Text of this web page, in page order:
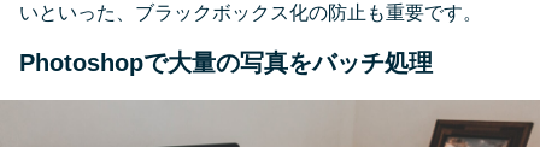
いといった、ブラックボックス化の防止も重要です。
Photoshopで大量の写真をバッチ処理